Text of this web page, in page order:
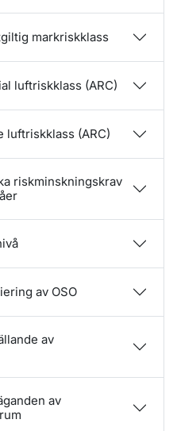
markriskklass
luftriskklass (ARC)
luftriskklass (ARC)
riskminskningskrav
av OSO
av
av